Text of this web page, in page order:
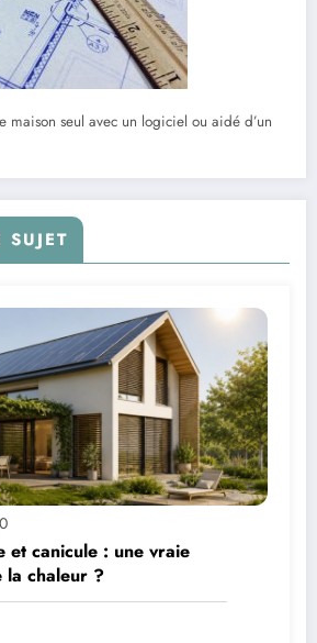
maison seul avec un logiciel ou aidé d’un
SUJET
0
et canicule : une vraie
la chaleur ?